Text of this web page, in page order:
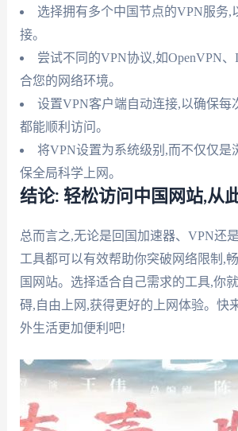
选择拥有多个中国节点的VPN服务,
接。
尝试不同的VPN协议,如OpenVPN
合您的网络环境。
设置VPN客户端自动连接,以确保每
都能顺利访问。
将VPN设置为系统级别,而不仅仅是
保全局科学上网。
结论: 轻松访问中国网站,从
总而言之,无论是回国加速器、VPN还
工具都可以有效帮助你突破网络限制,
国网站。选择适合自己需求的工具,你
碍,自由上网,获得更好的上网体验。快
外生活更加便利吧!